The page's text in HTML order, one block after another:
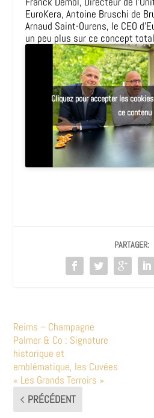
EuroKera, Antoine Bruschi de
Arnaud Saint-Ourens, le CEO
un peu plus sur ce concept
Cliquez pour accepter les
ce contenu
PARTAGER:
Reims – Champagne
Palmer & Co : Signature
historique et
emblématique, les Cuvées
« Les Grands Terroirs »
PRÉCÉDENT